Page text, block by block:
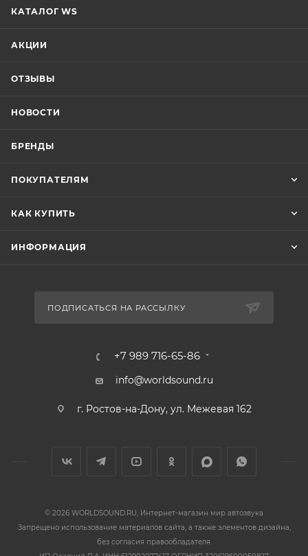
КАТАЛОГ WS
АКЦИИ
ОТЗЫВЫ
НОВОСТИ
БРЕНДЫ
ПОКУПАТЕЛЯМ
КАК КУПИТЬ
ИНФОРМАЦИЯ
ПОДПИСАТЬСЯ НА РАССЫЛКУ
+7 989 716-65-86
info@worldsound.ru
г. Ростов-на-Дону, ул. Межевая 162
© 2026 WORLDSOUND.RU, Интернет-магазин мир автозвука
Запрещено использование материалов сайта, а также элементов дизайна,
без согласия правообладателя.